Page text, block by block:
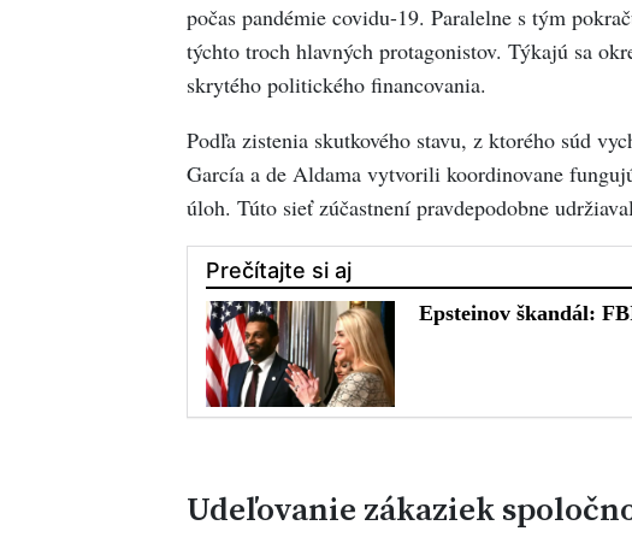
počas pandémie covidu-19. Paralelne s tým
týchto troch hlavných protagonistov. Týkajú sa
skrytého politického financovania.
Podľa zistenia skutkového stavu, z ktorého súd
García a de Aldama vytvorili koordinovane
úloh. Túto sieť zúčastnení pravdepodobne
Udeľovanie zákaziek